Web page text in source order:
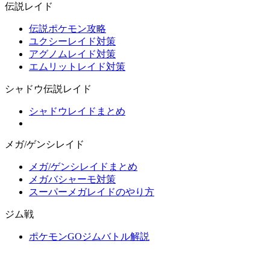
伝説レイド
伝説ポケモン攻略
ユクシーレイド対策
アグノムレイド対策
エムリットレイド対策
シャドウ伝説レイド
シャドウレイドまとめ
メガ/ゲンシレイド
メガ/ゲンシレイドまとめ
メガバシャーモ対策
スーパーメガレイドのやり方
ジム戦
ポケモンGOジムバトル解説